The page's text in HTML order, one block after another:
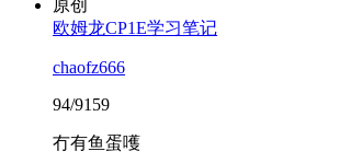
原创
欧姆龙CP1E学习笔记
chaofz666
94/9159
冇有鱼蛋嚄